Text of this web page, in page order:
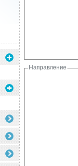
Направление